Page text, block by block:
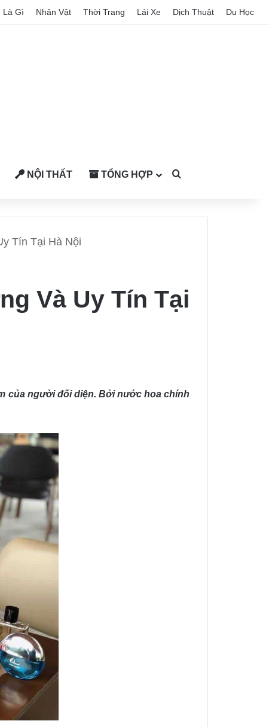
Là Gì Nhân Vật Thời Trang Lái Xe Dịch Thuật Du Học
NỘI THẤT TỔNG HỢP
Tín Tại Hà Nội
Và Uy Tín Tại
của người đối diện. Bởi nước hoa chính